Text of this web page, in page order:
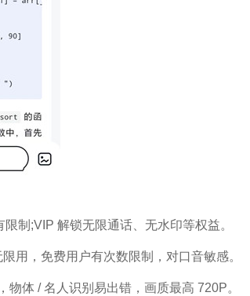
制;VIP 解锁无限通话、无水印等权益。
用，免费用户有次数限制，对口音敏感。
体 / 名人识别易出错，画质最高 720P。